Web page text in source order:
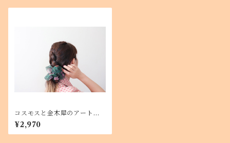
コスモスと金木犀のアートシ
ュシュ <Asahi art styleオリ
ジナルテキスタイル> お花柄の
ビッグシュシュ
¥2,970